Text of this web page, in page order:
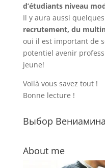
d’étudiants niveau
Il y aura aussi
recrutement, du
oui il est important de
potentiel avenir
jeune!
Voilà vous savez tout !
Bonne lecture !
Выбор Вениамина
About me